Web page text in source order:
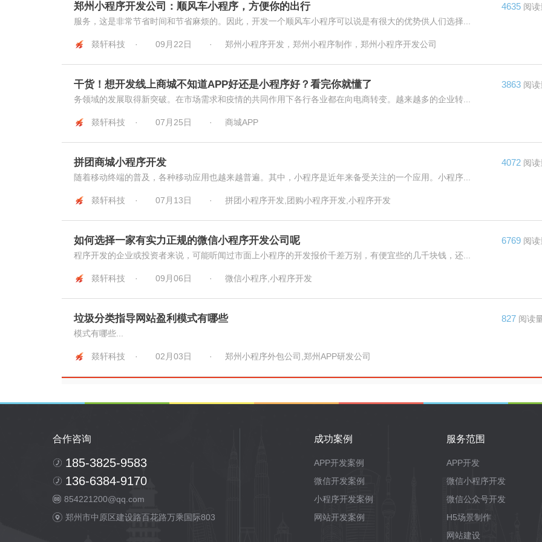
郑州小程序开发公司：顺风车小程序，方便你的出行
服务，这是非常节省时间和节省麻烦的。因此，开发一个顺风车小程序可以说是有很大的优势供人们选择...
燚轩科技 · 09月22日 · 郑州小程序开发，郑州小程序制作，郑州小程序开发公司
4635 阅读
干货！想开发线上商城不知道APP好还是小程序好？看完你就懂了
务领域的发展取得新突破。在市场需求和疫情的共同作用下各行各业都在向电商转变。越来越多的企业转...
燚轩科技 · 07月25日 · 商城APP
3863 阅读
拼团商城小程序开发
随着移动终端的普及，各种移动应用也越来越普遍。其中，小程序是近年来备受关注的一个应用。小程序...
燚轩科技 · 07月13日 · 拼团小程序开发,团购小程序开发,小程序开发
4072 阅读
如何选择一家有实力正规的微信小程序开发公司呢
程序开发的企业或投资者来说，可能听闻过市面上小程序的开发报价千差万别，有便宜些的几千块钱，还...
燚轩科技 · 09月06日 · 微信小程序,小程序开发
6769 阅读
垃圾分类指导网站盈利模式有哪些
模式有哪些...
燚轩科技 · 02月03日 · 郑州小程序外包公司,郑州APP研发公司
827 阅读
合作咨询
185-3825-9583
136-6384-9170
854221200@qq.com
郑州市中原区建设路百花路万乘国际803
成功案例
APP开发案例
微信开发案例
小程序开发案例
网站开发案例
服务范围
APP开发
微信小程序开发
微信公众号开发
H5场景制作
网站建设